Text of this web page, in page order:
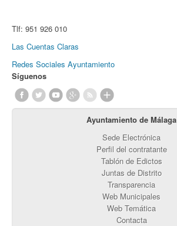
Tlf: 951 926 010
Las Cuentas Claras
Redes Sociales Ayuntamiento
Síguenos
Ayuntamiento de Málaga
Sede Electrónica
Perfil del contratante
Tablón de Edictos
Juntas de Distrito
Transparencia
Web Municipales
Web Temática
Contacta